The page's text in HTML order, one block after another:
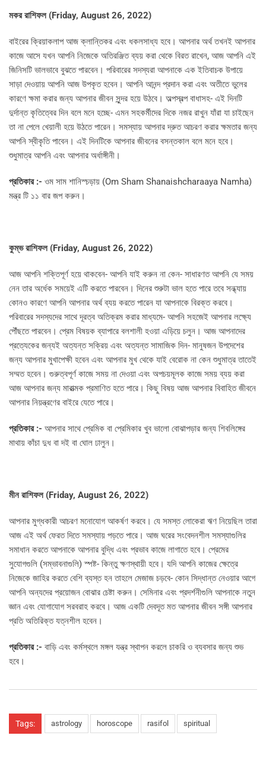
মকর রাশিফল (Friday, August 26, 2022)
বাইরের ক্রিয়াকলাপ আজ ক্লান্তিকর এবং ধকলসাধ্য হবে। আপনার অর্থ তখনই আপনার
কাজে আসে যখন আপনি নিজেকে অতিরঞ্জিত ব্যয় করা থেকে বিরত রাখেন, আজ আপনি এই
জিনিসটি ভালভাবে বুঝতে পারবেন। পরিবারের সদস্যরা আপনাকে এক ইতিবাচক উপায়ে
সাড়া দেওয়ায় আপনি আজ উপকৃত হবেন। আপনি আনন্দ প্রদান করা এবং অতীতে ভুলের
কারণে ক্ষমা করার জন্য আপনার জীবন সুন্দর হয়ে উঠবে। অল্পস্বল্প বাধাসহ- এই দিনটি
দুর্দান্ত কৃতিত্বের দিন বলে মনে হচ্ছে- এমন সহকর্মীদের দিকে নজর রাখুন যাঁরা যা চাইছেন
তা না পেলে খেয়ালী হয়ে উঠতে পারেন। সমস্যায় আপনার দ্রুত আচরণ করার ক্ষমতার জন্য
আপনি স্বীকৃতি পাবেন। এই দিনটিকে আপনার জীবনের বসন্তকাল বলে মনে হবে।
শুধুমাত্র আপনি এবং আপনার অর্ধাঙ্গীনী।
প্রতিকার :- ওম সাম শানিস্চড়ায় (Om Sham Shanaishcharaaya Namha)
মন্ত্র টি ১১ বার জপ করুন।
কুম্ভ রাশিফল (Friday, August 26, 2022)
আজ আপনি শক্তিপূর্ণ হয়ে থাকবেন- আপনি যাই করুন না কেন- সাধারণত আপনি যে সময়
নেন তার অর্ধেক সময়েই এটি করতে পারবেন। দিনের শুরুটা ভাল হতে পারে তবে সন্ধ্যায়
কোনও কারণে আপনি আপনার অর্থ ব্যয় করতে পারেন যা আপনাকে বিরক্ত করবে।
পরিবারের সদস্যদের সাথে দূরত্ব অতিক্রম করার মাধ্যমে- আপনি সহজেই আপনার লক্ষ্যে
পৌঁছতে পারবেন। প্রেম বিষয়ক ব্যাপারে বলশালী হওয়া এড়িয়ে চলুন। আজ আপনাদের
প্রত্যেকের জন্যই অত্যন্ত সক্রিয় এবং অত্যন্ত সামাজিক দিন- মানুষজন উপদেশের
জন্য আপনার মুখাপেক্ষী হবেন এবং আপনার মুখ থেকে যাই বেরোক না কেন শুধুমাত্র তাতেই
সম্মত হবেন। গুরুত্বপূর্ণ কাজে সময় না দেওয়া এবং অপচয়মূলক কাজে সময় ব্যয় করা
আজ আপনার জন্য মারাত্মক প্রমাণিত হতে পারে। কিছু বিষয় আজ আপনার বিবাহিত জীবনে
আপনার নিয়ন্ত্রণের বাইরে যেতে পারে।
প্রতিকার :- আপনার সাথে প্রেমিক বা প্রেমিকার খুব ভালো বোঝাপড়ার জন্য শিবলিঙ্গের
মাথায় কাঁচা দুধ বা দই বা ঘোল ঢালুন।
মীন রাশিফল (Friday, August 26, 2022)
আপনার মুগ্ধকারী আচরণ মনোযোগ আকর্ষণ করবে। যে সমস্ত লোকেরা ঋণ নিয়েছিল তারা
আজ এই অর্থ ফেরত দিতে সমস্যায় পড়তে পারে। আজ ঘরের সংবেদনশীল সমস্যাগুলির
সমাধান করতে আপনাকে আপনার বুদ্ধি এবং প্রভাব কাজে লাগাতে হবে। প্রেমের
সুযোগগুলি (সম্ভাবনাগুলি) স্পষ্ট- কিন্তু ক্ষণস্থায়ী হবে। যদি আপনি কাজের ক্ষেত্রে
নিজেকে জাহির করতে বেশি ব্যস্ত হন তাহলে মেজাজ চড়বে- কোন সিদ্ধান্ত নেওয়ার আগে
আপনি অন্যদের প্রয়োজন বোঝার চেষ্টা করুন। সেমিনার এবং প্রদর্শনীগুলি আপনাকে নতুন
জ্ঞান এবং যোগাযোগ সরবরাহ করবে। আজ একটি দেবদূত মত আপনার জীবন সঙ্গী আপনার
প্রতি অতিরিক্ত যত্নশীল হবেন।
প্রতিকার :- বাড়ি এবং কর্মস্থলে মঙ্গল যন্ত্র স্থাপন করলে চাকরি ও ব্যবসার জন্য শুভ
হবে।
Tags: astrology horoscope rasifol spiritual